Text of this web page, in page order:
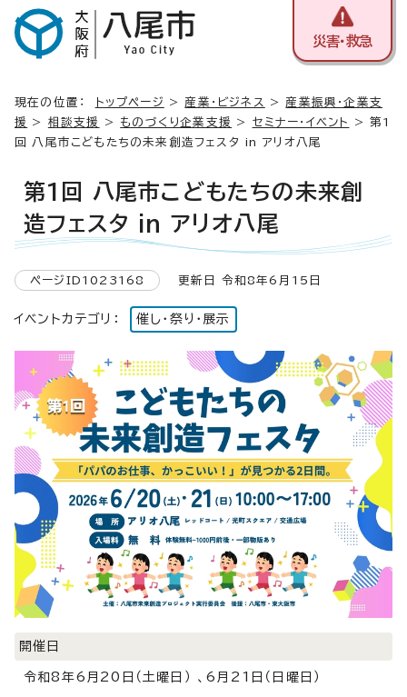
災害・救急
現在の位置： トップページ > 産業・ビジネス > 産業振興・企業支
援
> 相談支援 > ものづくり企業支援 > セミナー・イベント
> 第1
回 八尾市こどもたちの未来創造フェスタ in アリオ八尾
第1回 八尾市こどもたちの未来創
造フェスタ in アリオ八尾
ページID1023168 更新日 令和8年6月15日
イベントカテゴリ： 催し・祭り・展示
開催日
令和8年6月20日（土曜日） 、6月21日（日曜日）